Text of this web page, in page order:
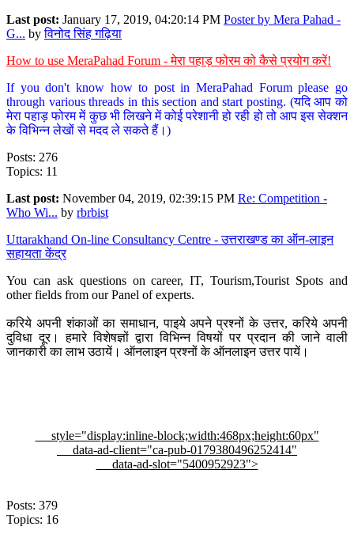
Last post: January 17, 2019, 04:20:14 PM Poster by Mera Pahad -
G... byविनोद सिंह गढ़िया
How to use MeraPahad Forum - मेरा पहाड़ फोरम को कैसे प्रयोग करें!
If you don't know how to post in MeraPahad Forum please go
through various threads in this section and start posting. (यदि आप को
मेरा पहाड़ फोरम में कुछ भी लिखने में कोई परेशानी हो रही हो तो आप इस सेक्शन
के विभिन्न लेखों से मदद ले सकते हैं।)
Posts: 276
Topics: 11
Last post: November 04, 2019, 02:39:15 PM Re: Competition -
Who Wi... by rbrbist
Uttarakhand On-line Consultancy Centre - उत्तराखण्ड का ऑन-लाइन
सहायता केंद्र
You can ask questions on career, IT, Tourism,Tourist Spots and
other fields from our Panel of experts.
करिये अपनी शंकाओं का समाधान, पाइये अपने प्रश्नों के उत्तर, करिये अपनी
दुविधा दूर। हमारे विशेषज्ञों द्वारा विभिन्न विषयों पर प्रदान की जाने वाली
जानकारी का लाभ उठायें। ऑनलाइन प्रश्नों के ऑनलाइन उत्तर पायें।
style="display:inline-block;width:468px;height:60px"
data-ad-client="ca-pub-0179380496252414"
data-ad-slot="5400952923">
Posts: 379
Topics: 16